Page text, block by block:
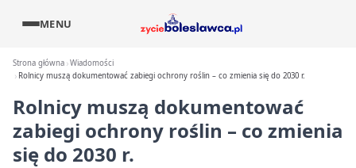
MENU
Strona główna Wiadomości
Rolnicy muszą dokumentować zabiegi ochrony roślin – co zmienia się do 2030 r.
Rolnicy muszą dokumentować
zabiegi ochrony roślin – co zmienia
się do 2030 r.